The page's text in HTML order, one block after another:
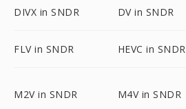
DIVX in SNDR DV in SNDR
FLV in SNDR HEVC in SNDR
M2V in SNDR M4V in SNDR